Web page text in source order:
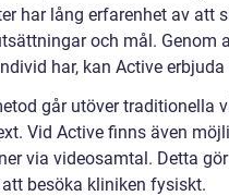
har lång erfarenhet av att
och mål. Genom
har, kan Active
går utöver traditionella
Vid Active finns även
via videosamtal. Detta
besöka kliniken fysiskt.